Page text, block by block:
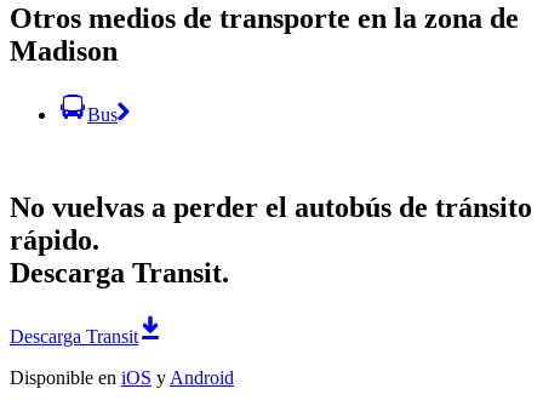
Otros medios de transporte en la zona de
Madison
Bus
No vuelvas a perder el autobús de tránsito
rápido.
Descarga Transit.
Descarga Transit
Disponible en iOS y Android